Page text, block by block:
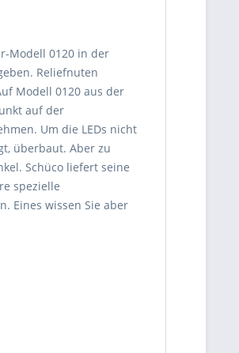
Modell 0120 in der
Reliefnuten
Modell 0120 aus der
auf der
Um die LEDs nicht
überbaut. Aber zu
Schüco liefert seine
spezielle
Eines wissen Sie aber